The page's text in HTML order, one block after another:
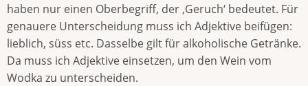
haben nur einen Oberbegriff, der ‚Geruch‘ bedeutet. Für
genauere Unterscheidung muss ich Adjektive beifügen:
lieblich, süss etc. Dasselbe gilt für alkoholische Getränke.
Da muss ich Adjektive einsetzen, um den Wein vom
Wodka zu unterscheiden.